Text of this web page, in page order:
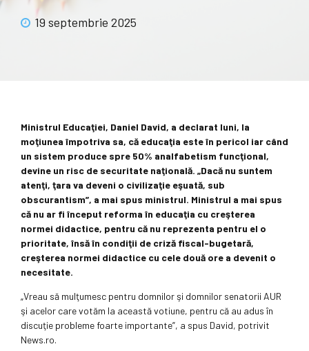
19 septembrie 2025
Ministrul Educaţiei, Daniel David, a declarat luni, la
moţiunea împotriva sa, că educaţia este în pericol iar când
un sistem produce spre 50% analfabetism funcţional,
devine un risc de securitate naţională. „Dacă nu suntem
atenţi, ţara va deveni o civilizaţie eşuată, sub
obscurantism”, a mai spus ministrul. Ministrul a mai spus
că nu ar fi început reforma în educaţia cu creşterea
normei didactice, pentru că nu reprezenta pentru el o
prioritate, însă în condiţii de criză fiscal-bugetară,
creşterea normei didactice cu cele două ore a devenit o
necesitate.
„Vreau să mulţumesc pentru domnilor şi domnilor senatorii AUR
şi acelor care votăm la această votiune, pentru că au adus în
discuţie probleme foarte importante”, a spus David, potrivit
News.ro.